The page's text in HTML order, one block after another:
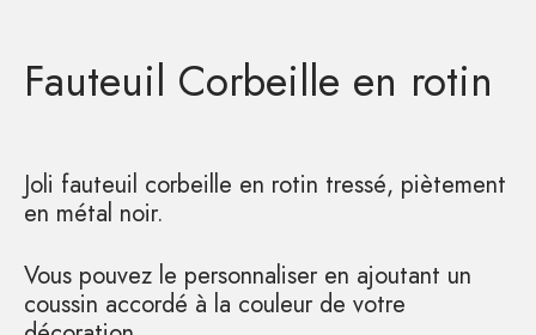
Fauteuil Corbeille en rotin
Joli fauteuil corbeille en rotin tressé, piètement
en métal noir.
Vous pouvez le personnaliser en ajoutant un
coussin accordé à la couleur de votre